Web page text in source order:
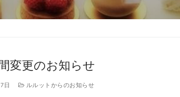
変更のお知らせ
日 ルルットからのお知らせ